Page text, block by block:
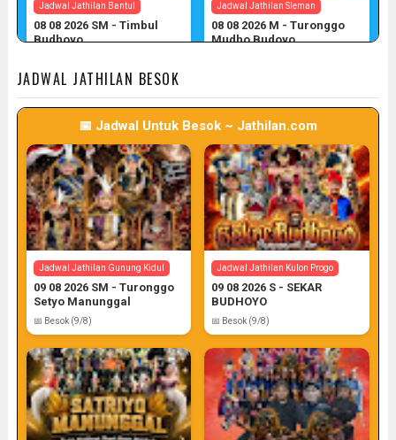
Jadwal Jathilan Bantul
08 08 2026 SM - Timbul
Budhoyo
Jadwal Jathilan Sleman
08 08 2026 M - Turonggo
Mudho Budoyo
Jadwal Jathilan Sleman
08 08 2026 M - Klaras Anom
Sembrani
📅 Target: 8 (Post: 8/7)
Jadwal Jathilan Gunung Kidul
08 08 2026 S - Sekar
Kinasih
📅 Target: 8 (Post: 8/7)
Jadwal Jathilan Sleman
08 08 2026 M - Bekso Sekar
Jadwal Jathilan Kulon Progo
08 08 2026 SM - Rara
JADWAL JATHILAN BESOK
📅 Jadwal Untuk Besok ~ Jathilan.com
Jadwal Jathilan Gunung Kidul
09 08 2026 SM - Turonggo
Setyo Manunggal
📅 Besok (9/8)
Jadwal Jathilan Kulon Progo
09 08 2026 S - SEKAR
BUDHOYO
📅 Besok (9/8)